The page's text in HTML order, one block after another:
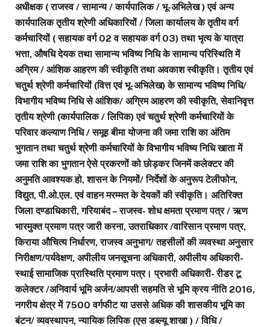
अधीक्षक ( राजस्व / सामान्य / कार्यपालिक / भू-अभिलेख ) एवं अन्य
कार्यपालिक तृतीय श्रेणी अधिकारियों / जिला कार्यालय के तृतीय वर्ग
कर्मचारियों ( सहायक वर्ग 02 व सहायक वर्ग 03) तथा भृत्य के यात्रा
भत्ता, औषधि देयक तथा सामान्य भविष्य निधि के सामान्य परिस्थिति में
अग्रिम / आंशिक आहरण की स्वीकृति तथा अवकाश स्वीकृति। तृतीय एवं
चतुर्थ श्रेणी कर्मचारियों (वित्त एवं भू-अभिलेख) के सामान्य भविष्य निधि/
विभागीय भविष्य निधि से आंशिक/ अग्रिम आहरण की स्वीकृति, सेवानिवृत्त
तृतीय श्रेणी (कार्यपालिक / लिपिक) एवं चतुर्थ श्रेणी कर्मचारियों के
परिवार कल्याण निधि / समूह बीमा योजना की जमा राशि का अंतिम
भुगतान तथा चतुर्थ श्रेणी कर्मचारियों के विभागीय भविष्य निधि खाता में
जमा राशि का भुगतान ऐसे प्रकरणों को छोड़कर जिनमें कलेक्टर की
अनुमति आवश्यक हो, शासन के नियमों/ निर्देशों के अनुरूप टेलीफोन,
विद्युत, पी.ओ.एल. एवं वाहन मरम्मत के देयकों की स्वीकृति। अतिरिक्त
जिला दण्डाधिकारी, गरियाबंद – राजस्व- शोध क्षमता प्रमाण पत्र / ऋण
भारमुक्त प्रमाण पत्र जारी करना, उतराधिकार /वारिसान प्रमाण पत्र,
किराया औचित्य निर्धारण, राजस्व अनुभाग/ तहसीलों की व्यवस्था अनुसार
निरीक्षण/पर्यवेक्षण, अपीलीय जनसूचना अधिकारी, अपीलीय अधिकारी-
स्थाई सामाजिक प्रास्थिति प्रमाण पत्र। प्रभारी अधिकारी- रीडर टू
कलेक्टर /अनिवार्य भूमि अर्जन/आपसी सहमति से भूमि क्रय नीति 2016,
नगरीय क्षेत्र में 7500 वर्गफीट या उससे अधिक की शासकीय भूमि का
बंटन/ व्यवस्थापन, न्यायिक लिपिक (एस डब्ल्यू शाखा ) / विधि /